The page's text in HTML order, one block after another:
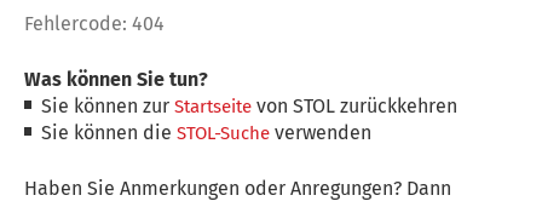
Fehlercode: 404
Was können Sie tun?
Sie können zurStartseite von STOL zurückkehren
Sie können dieSTOL-Suche verwenden
Haben Sie Anmerkungen oder Anregungen? Dann